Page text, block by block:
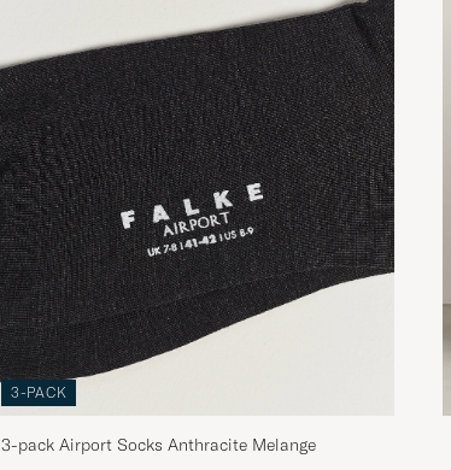
3-PACK
3-pack Airport Socks Anthracite Melange